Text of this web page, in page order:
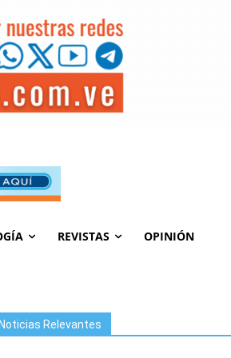
REVISTAS OPINIÓN
Relevantes